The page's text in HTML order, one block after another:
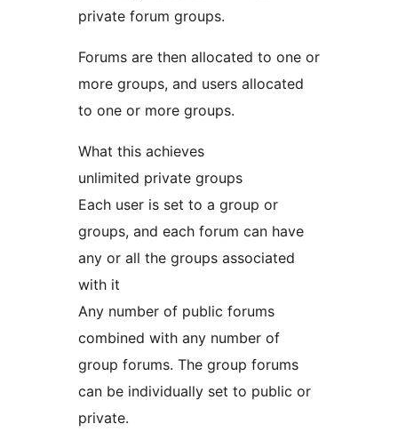
private forum groups.
Forums are then allocated to one or
more groups, and users allocated
to one or more groups.
What this achieves
unlimited private groups
Each user is set to a group or
groups, and each forum can have
any or all the groups associated
with it
Any number of public forums
combined with any number of
group forums. The group forums
can be individually set to public or
private.